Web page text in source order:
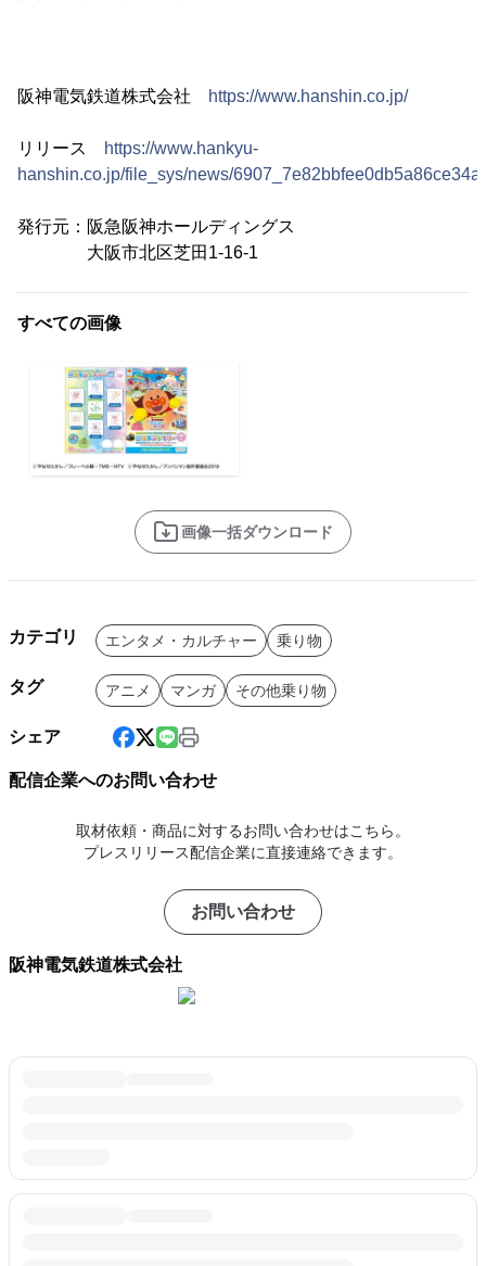
阪神電気鉄道株式会社 https://www.hanshin.co.jp/
リリース
https://www.hankyu-
hanshin.co.jp/file_sys/news/
発行元：阪急阪神ホールディングス
大阪市北区芝田1-16-1
すべての画像
画像一括ダウンロード
カテゴリ エンタメ・カルチャー 乗り物
タグ アニメ マンガ その他乗り物
シェア
配信企業へのお問い合わせ
取材依頼・商品に対するお問い合わせはこちら。
プレスリリース配信企業に直接連絡できます。
お問い合わせ
阪神電気鉄道株式会社